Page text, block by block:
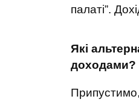
палаті”.
Які
доходами?